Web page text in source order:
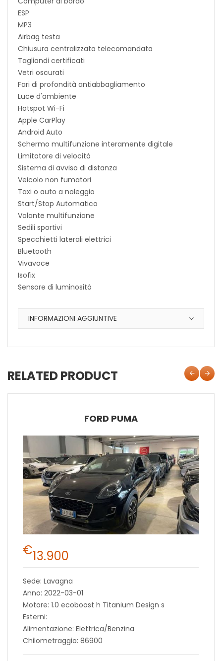
ESP
MP3
Airbag testa
Chiusura centralizzata telecomandata
Tagliandi certificati
Vetri oscurati
Fari di profondità antiabbagliamento
Luce d'ambiente
Hotspot Wi-Fi
Apple CarPlay
Android Auto
Schermo multifunzione interamente digitale
Limitatore di velocità
Sistema di avviso di distanza
Veicolo non fumatori
Taxi o auto a noleggio
Start/Stop Automatico
Volante multifunzione
Sedili sportivi
Specchietti laterali elettrici
Bluetooth
Vivavoce
Isofix
Sensore di luminosità
INFORMAZIONI AGGIUNTIVE
RELATED PRODUCT
FORD PUMA
€13.900
Sede: Lavagna
Anno: 2022-03-01
Motore: 1.0 ecoboost h Titanium Design s
Esterni:
Alimentazione: Elettrica/Benzina
Chilometraggio: 86900